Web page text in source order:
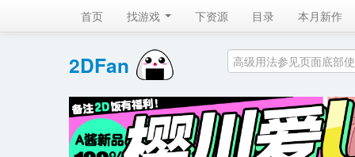
首页 找游戏 下资源 目录 本月新作
2DFan